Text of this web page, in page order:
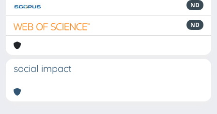
ND
ND
social impact